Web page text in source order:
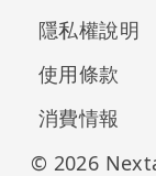
隱私權說明
使用條款
消費情報
© 2026